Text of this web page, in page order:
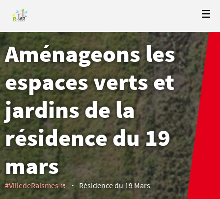
Aménageons les
espaces verts et
jardins de la
résidence du 19
mars
#VilledeRaismes
(External link)
Résidence du 19 Mars